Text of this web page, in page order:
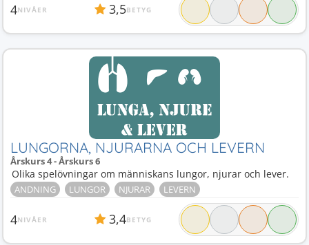
4NIVÅER 3,5BETYG
LUNGORNA, NJURARNA OCH LEVERN
Årskurs 4 - Årskurs 6
Olika spelövningar om människans lungor, njurar och lever.
ANDNING LUNGOR NJURAR LEVERN
4NIVÅER 3,4BETYG